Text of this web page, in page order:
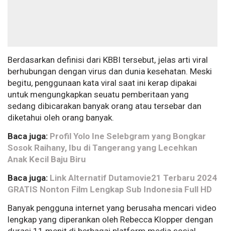
Berdasarkan definisi dari KBBI tersebut, jelas arti viral
berhubungan dengan virus dan dunia kesehatan. Meski
begitu, penggunaan kata viral saat ini kerap dipakai
untuk mengungkapkan seuatu pemberitaan yang
sedang dibicarakan banyak orang atau tersebar dan
diketahui oleh orang banyak.
Baca juga: Profil Yolo Ine Selebgram yang Bongkar
Sosok Raihany, Ibu di Tangerang yang Lecehkan
Anak Kecil Baju Biru
Baca juga: Link Alternatif Dutamovie21 Terbaru 2024
GRATIS Nonton Film Lengkap Sub Indonesia Full HD
Banyak pengguna internet yang berusaha mencari video
lengkap yang diperankan oleh Rebecca Klopper dengan